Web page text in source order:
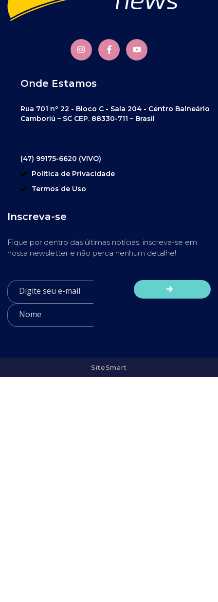
Onde Estamos
Rua 701 nº 22 - Bloco C - Sala 204 - Centro Balneário
Camboriú – SC CEP. 88330-711 – Brasil
(47) 99175-6620 (VIVO)
Política de Privacidade
Termos de Uso
Inscreva-se
Fique por dentro das últimas notícias, inscreva-se em
nossa newsletter e não perca nenhum detalhe!
SiteSmart